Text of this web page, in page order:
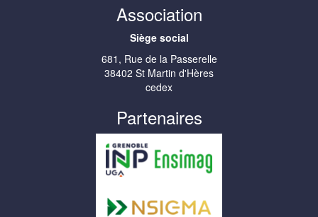
Association
Siège social
681, Rue de la Passerelle
38402 St Martin d'Hères
cedex
Partenaires